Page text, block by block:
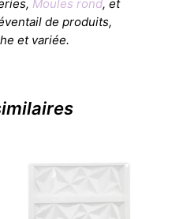
Moules rond, et
de produits,
et variée.